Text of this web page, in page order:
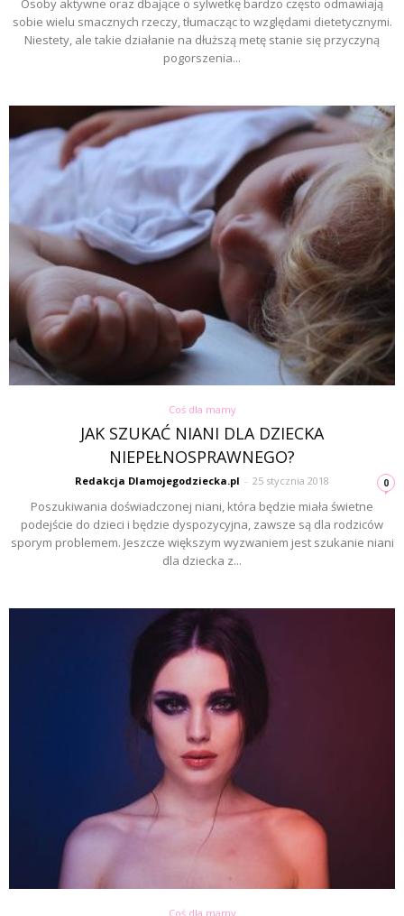
Osoby aktywne oraz dbające o sylwetkę bardzo często odmawiają
sobie wielu smacznych rzeczy, tłumacząc to względami dietetycznymi.
Niestety, ale takie działanie na dłuższą metę stanie się przyczyną
pogorszenia...
Coś dla mamy
JAK SZUKAĆ NIANI DLA DZIECKA
NIEPEŁNOSPRAWNEGO?
Redakcja Dlamojegodziecka.pl - 25 stycznia 2018 0
Poszukiwania doświadczonej niani, która będzie miała świetne
podejście do dzieci i będzie dyspozycyjna, zawsze są dla rodziców
sporym problemem. Jeszcze większym wyzwaniem jest szukanie niani
dla dziecka z...
Coś dla mamy